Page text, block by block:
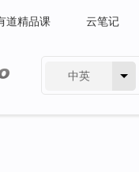
道精品课 云笔记
中英